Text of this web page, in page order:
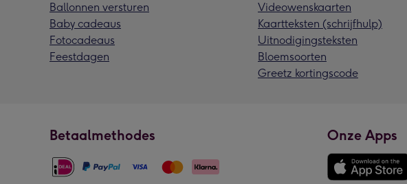
Ballonnen versturen
Baby cadeaus
Fotocadeaus
Feestdagen
Videowenskaarten
Kaartteksten (schrijfhulp)
Uitnodigingsteksten
Bloemsoorten
Greetz kortingscode
Betaalmethodes Onze Apps